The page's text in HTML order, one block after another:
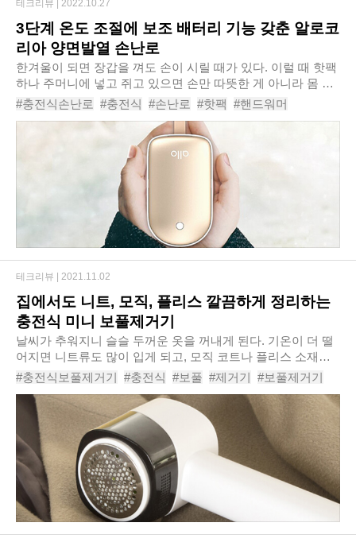
3단계 온도 조절에 보조 배터리 기능 갖춘 알로코
리아 양면발열 손난로
한겨울이 되면 장갑을 껴도 손이 시릴 때가 있다. 이럴 때 핫팩
하나 주머니에 넣고 쥐고 있으면 손만 따뜻한 게 아니라 몸 전
체가 따뜻해지는 것 같다. 하지만 핫팩은 길어봐야 반나절이면
식어서 새것으로 바꿔줘야 한다. ..
#충전식손난로 #충전식 #손난로 #핫팩 #핸드워머
#전기핫팩 #손난로보조배터리 #전기손난로
#알로코리아양면발열손난로보조배터리WM501
테크리뷰 | 2022.10.27
집에서도 니트, 모직, 플리스 깔끔하게 정리하는
충전식 미니 보풀제거기
날씨가 추워지니 슬슬 두꺼운 옷을 꺼내게 된다. 기온이 더 떨
어지면 니트류도 많이 입게 되고, 모직 코트나 플리스 소재의
옷도 뛰어난 보온성으로 사랑받고 있다. 하지만 이런 따뜻한
의류의 단점은 오래 입거나 마찰이 많..
#충전식보풀제거기 #충전식 #보풀 #제거기 #보풀제거기
#보풀제거기추천 #미니보풀제거기 #세탁소보풀제거기
#가정용보풀제거기
#하이온충전식미니보풀제거기HC1
테크리뷰 | 2021.11.02